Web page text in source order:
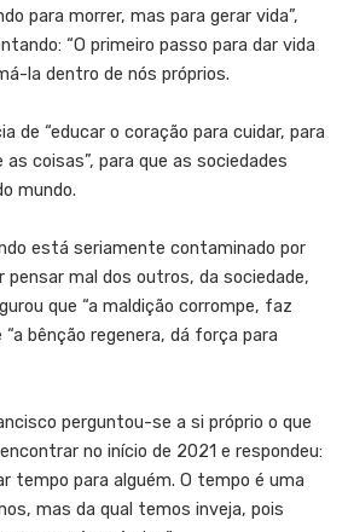
para morrer, mas para gerar vida”,
“O primeiro passo para dar vida
la dentro de nós próprios.
de “educar o coração para cuidar, para
coisas”, para que as sociedades
mundo.
está seriamente contaminado por
pensar mal dos outros, da sociedade,
que “a maldição corrompe, faz
“a bênção regenera, dá força para
perguntou-se a si próprio o que
no início de 2021 e respondeu:
tempo para alguém. O tempo é uma
mas da qual temos inveja, pois